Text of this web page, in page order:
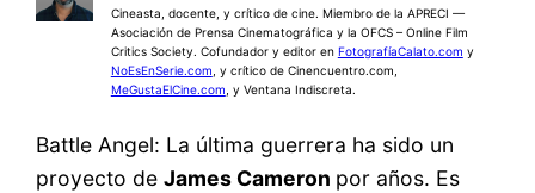
Cineasta, docente, y crítico de cine. Miembro de la APRECI —
Asociación de Prensa Cinematográfica y la OFCS – Online Film
Critics Society. Cofundador y editor en FotografíaCalato.com y
NoEsEnSerie.com , y crítico de Cinencuentro.com,
MeGustaElCine.com , y Ventana Indiscreta.
Battle Angel: La última guerrera ha sido un
proyecto deJames Cameron por años. Es